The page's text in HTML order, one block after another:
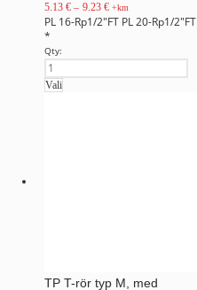
5.13€ – 9.23 € +km
PL 16-Rp1/2"FT PL 20-Rp1/2"FT
*
Qty:
Vali
TP T-rör typ M, med